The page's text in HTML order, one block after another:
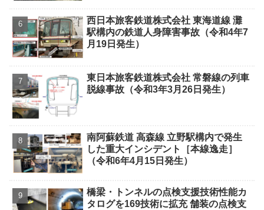
西日本旅客鉄道株式会社 東海道線 灘
駅構内の鉄道人身障害事故（令和4年7
月19日発生）
東日本旅客鉄道株式会社 常磐線の列車
脱線事故（令和3年3月26日発生）
南阿蘇鉄道 高森線 立野駅構内で発生
した重大インシデント［本線逸走］
（令和6年4月15日発生）
橋梁・トンネルの点検支援技術性能カ
タログを169技術に拡充 舗装の点検支